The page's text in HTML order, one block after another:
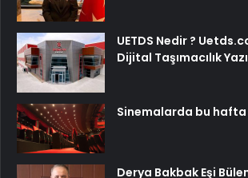
UETDS Nedir ?
Dijital Taşımacılık
Sinemalarda bu hafta
Derya Bakbak Eşi